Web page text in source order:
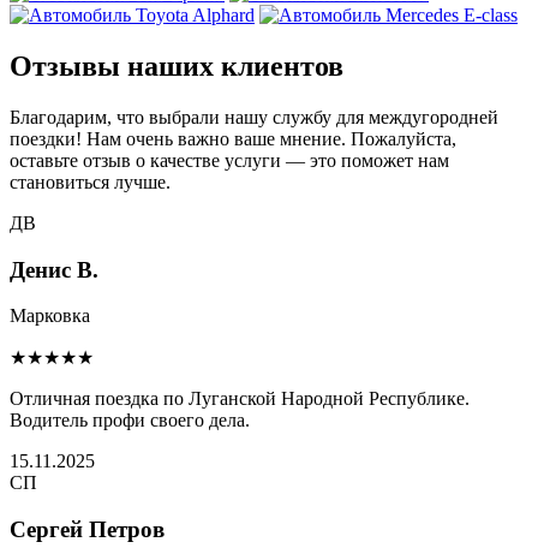
Отзывы наших клиентов
Благодарим, что выбрали нашу службу для междугородней
поездки! Нам очень важно ваше мнение. Пожалуйста,
оставьте отзыв о качестве услуги — это поможет нам
становиться лучше.
ДВ
Денис В.
Марковка
★★★★★
Отличная поездка по Луганской Народной Республике.
Водитель профи своего дела.
15.11.2025
СП
Сергей Петров